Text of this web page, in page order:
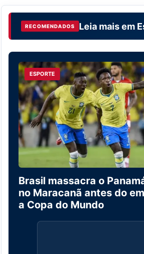
RECOMENDADOS Leia mais em
ESPORTE
Brasil massacra o
no Maracanã antes do
a Copa do Mundo